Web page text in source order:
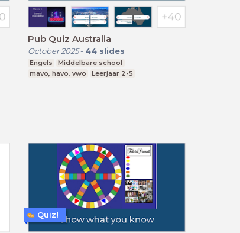
Pub Quiz Australia
October 2025- 44 slides
Engels
Middelbare school
mavo, havo, vwo
Leerjaar 2-5
Quiz!